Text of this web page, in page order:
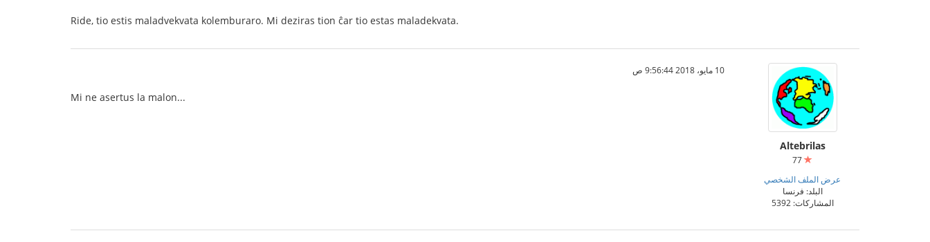
Ride, tio estis maladvekvata kolemburaro. Mi deziras tion ĉar tio estas maladekvata.
Altebrilas
عرض الملف الشخصي
البلد: فرنسا
المشاركات: 5392
10 مايو، 2018 9:56:44 ص
Mi ne asertus la malon...